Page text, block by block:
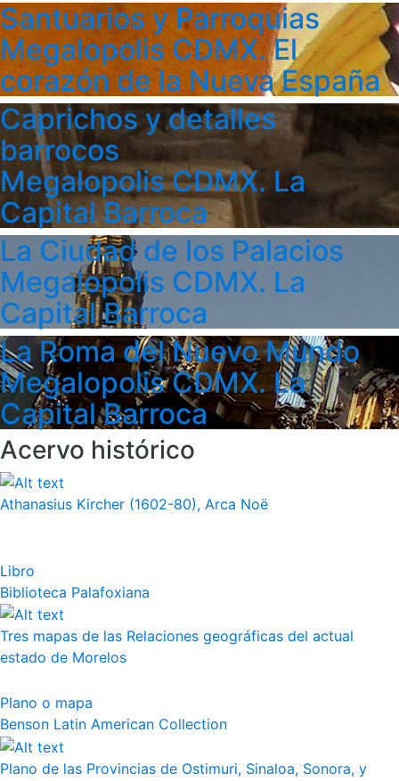
Santuarios y Parroquias
Megalopolis CDMX. El
corazón de la Nueva España
Caprichos y detalles
barrocos
Megalopolis CDMX. La
Capital Barroca
La Ciudad de los Palacios
Megalopolis CDMX. La
Capital Barroca
La Roma del Nuevo Mundo
Megalopolis CDMX. La
Capital Barroca
Acervo histórico
Athanasius Kircher (1602-80), Arca Noë
Libro
Biblioteca Palafoxiana
Tres mapas de las Relaciones geográficas del actual
estado de Morelos
Plano o mapa
Benson Latin American Collection
Plano de las Provincias de Ostimuri, Sinaloa, Sonora, y